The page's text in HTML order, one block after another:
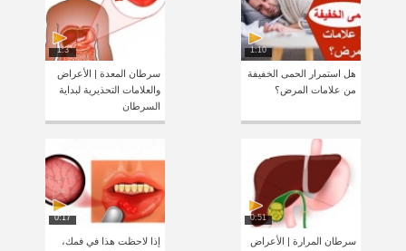
1:10
هل استمرار الحمى الخفيفة
من علامات المرض؟
1:3
سرطان المعدة | الأعراض
والعلامات التحذيرية لبداية
السرطان
0:51
سرطان المرارة | الأعراض
0:17
إذا لاحظت هذا في فمك،